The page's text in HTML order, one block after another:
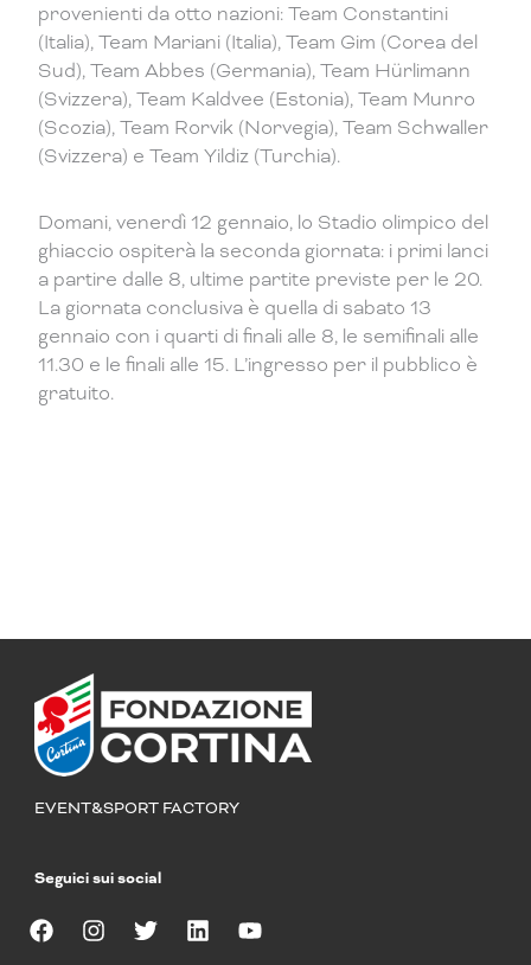
provenienti da otto nazioni: Team Constantini
(Italia), Team Mariani (Italia), Team Gim (Corea del
Sud), Team Abbes (Germania), Team Hürlimann
(Svizzera), Team Kaldvee (Estonia), Team Munro
(Scozia), Team Rorvik (Norvegia), Team Schwaller
(Svizzera) e Team Yildiz (Turchia).
Domani, venerdì 12 gennaio, lo Stadio olimpico del
ghiaccio ospiterà la seconda giornata: i primi lanci
a partire dalle 8, ultime partite previste per le 20.
La giornata conclusiva è quella di sabato 13
gennaio con i quarti di finali alle 8, le semifinali alle
11.30 e le finali alle 15. L’ingresso per il pubblico è
gratuito.
EVENT&SPORT FACTORY
Seguici sui social
F